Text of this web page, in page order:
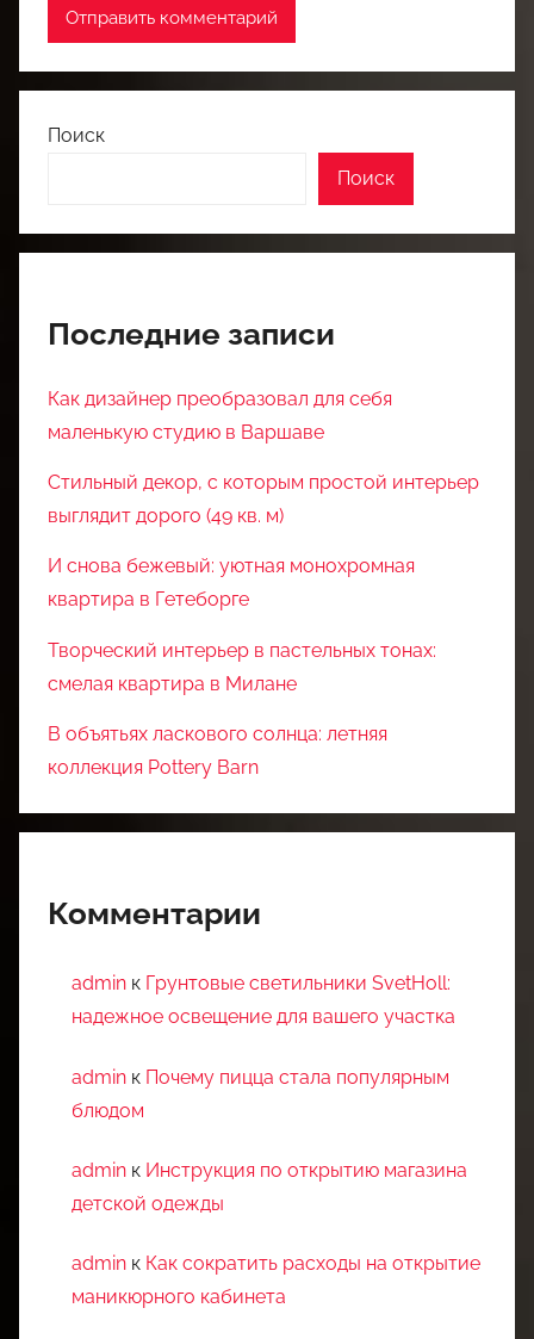
Поиск
Поиск
Последние записи
Как дизайнер преобразовал для себя
маленькую студию в Варшаве
Стильный декор, с которым простой интерьер
выглядит дорого (49 кв. м)
И снова бежевый: уютная монохромная
квартира в Гетеборге
Творческий интерьер в пастельных тонах:
смелая квартира в Милане
В объятьях ласкового солнца: летняя
коллекция Pottery Barn
Комментарии
admin к Грунтовые светильники SvetHoll:
надежное освещение для вашего участка
admin к Почему пицца стала популярным
блюдом
admin к Инструкция по открытию магазина
детской одежды
admin к Как сократить расходы на открытие
маникюрного кабинета